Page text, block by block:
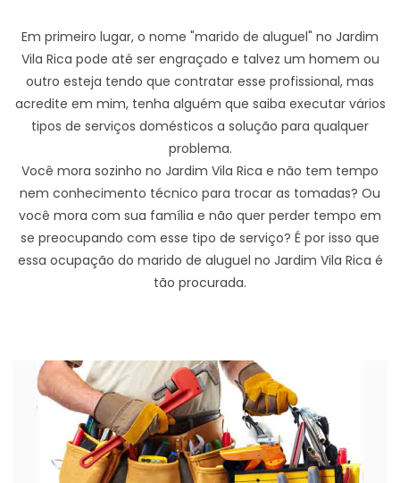
Em primeiro lugar, o nome "marido de aluguel" no Jardim
Vila Rica pode até ser engraçado e talvez um homem ou
outro esteja tendo que contratar esse profissional, mas
acredite em mim, tenha alguém que saiba executar vários
tipos de serviços domésticos a solução para qualquer
problema.
Você mora sozinho no Jardim Vila Rica e não tem tempo
nem conhecimento técnico para trocar as tomadas? Ou
você mora com sua família e não quer perder tempo em
se preocupando com esse tipo de serviço? É por isso que
essa ocupação do marido de aluguel no Jardim Vila Rica é
tão procurada.